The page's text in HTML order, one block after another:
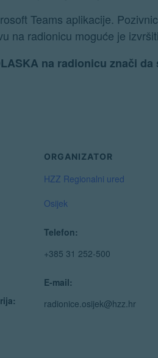
Teams aplikacije.
na radionicu moguće je izvršiti
na radionicu znači
ORGANIZATOR
HZZ Regionalni ured
Osijek
Telefon:
+385 31 252-500
E-mail:
radionice.osijek@hzz.hr